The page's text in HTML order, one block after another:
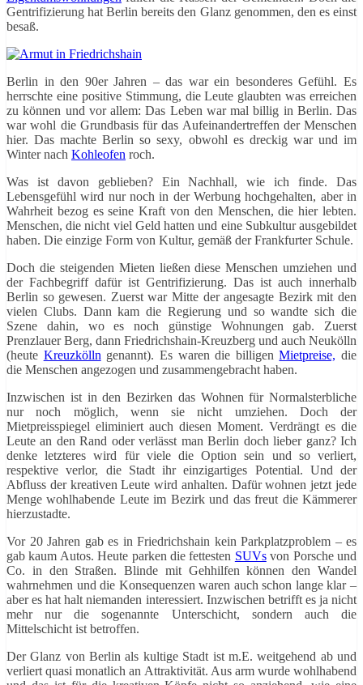
Gentrifizierung hat Berlin bereits den Glanz genommen, den es einst
besaß.
Berlin in den 90er Jahren – das war ein besonderes Gefühl. Es
herrschte eine positive Stimmung, die Leute glaubten was erreichen
zu können und vor allem: Das Leben war mal billig in Berlin. Das
war wohl die Grundbasis für das Aufeinandertreffen der Menschen
hier. Das machte Berlin so sexy, obwohl es dreckig war und im
Winter nach Kohleofen roch.
Was ist davon geblieben? Ein Nachhall, wie ich finde. Das
Lebensgefühl wird nur noch in der Werbung hochgehalten, aber in
Wahrheit bezog es seine Kraft von den Menschen, die hier lebten.
Menschen, die nicht viel Geld hatten und eine Subkultur ausgebildet
haben. Die einzige Form von Kultur, gemäß der Frankfurter Schule.
Doch die steigenden Mieten ließen diese Menschen umziehen und
der Fachbegriff dafür ist Gentrifizierung. Das ist auch innerhalb
Berlin so gewesen. Zuerst war Mitte der angesagte Bezirk mit den
vielen Clubs. Dann kam die Regierung und so wandte sich die
Szene dahin, wo es noch günstige Wohnungen gab. Zuerst
Prenzlauer Berg, dann Friedrichshain-Kreuzberg und auch Neukölln
(heute Kreuzkölln genannt). Es waren die billigenMietpreise, die
die Menschen angezogen und zusammengebracht haben.
Inzwischen ist in den Bezirken das Wohnen für Normalsterbliche
nur noch möglich, wenn sie nicht umziehen. Doch der
Mietpreisspiegel eliminiert auch diesen Moment. Verdrängt es die
Leute an den Rand oder verlässt man Berlin doch lieber ganz? Ich
denke letzteres wird für viele die Option sein und so verliert,
respektive verlor, die Stadt ihr einzigartiges Potential. Und der
Abfluss der kreativen Leute wird anhalten. Dafür wohnen jetzt jede
Menge wohlhabende Leute im Bezirk und das freut die Kämmerer
hierzustadte.
Vor 20 Jahren gab es in Friedrichshain kein Parkplatzproblem – es
gab kaum Autos. Heute parken die fettesten SUVsvon Porsche und
Co. in den Straßen. Blinde mit Gehhilfen können den Wandel
wahrnehmen und die Konsequenzen waren auch schon lange klar –
aber es hat halt niemanden interessiert. Inzwischen betrifft es ja nicht
mehr nur die sogenannte Unterschicht, sondern auch die
Mittelschicht ist betroffen.
Der Glanz von Berlin als kultige Stadt ist m.E. weitgehend ab und
verliert quasi monatlich an Attraktivität. Aus arm wurde wohlhabend